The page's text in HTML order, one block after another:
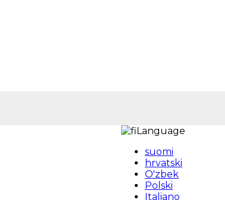
Language
suomi
hrvatski
O'zbek
Polski
Italiano